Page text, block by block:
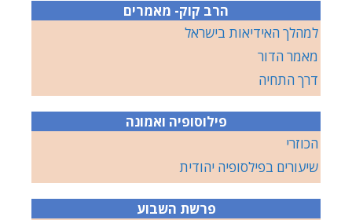
הרב קוק- מאמרים
למהלך האידיאות בישראל
מאמר הדור
דרך התחיה
פילוסופיה ואמונה
הכוזרי
שיעורים בפילסופיה יהודית
פרשת השבוע